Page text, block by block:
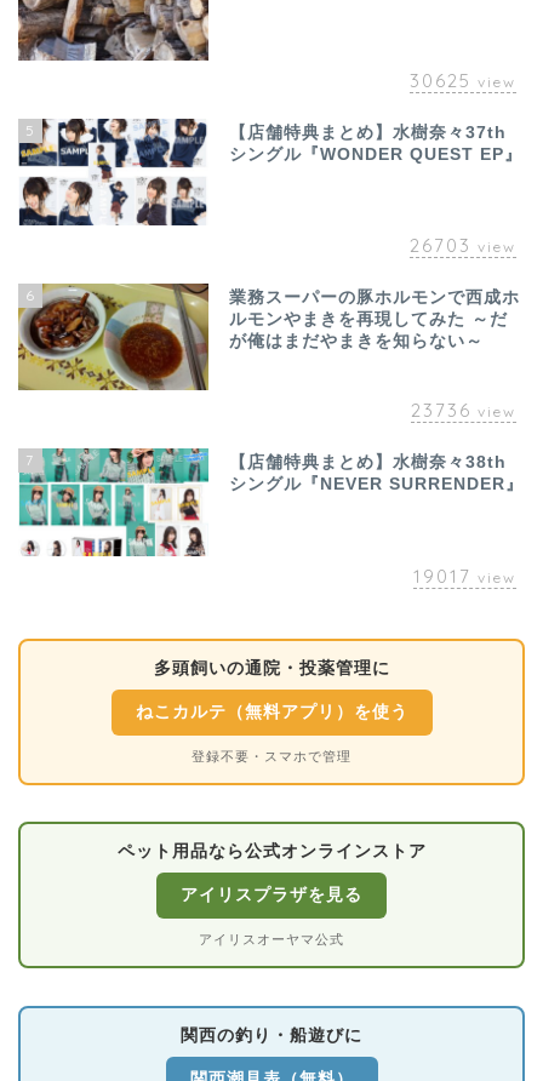
30625 view
5
【店舗特典まとめ】水樹奈々37th
シングル『WONDER QUEST EP』
26703 view
6
業務スーパーの豚ホルモンで西成ホ
ルモンやまきを再現してみた ～だ
が俺はまだやまきを知らない～
23736 view
7
【店舗特典まとめ】水樹奈々38th
シングル『NEVER SURRENDER』
19017 view
多頭飼いの通院・投薬管理に
ねこカルテ（無料アプリ）を使う
登録不要・スマホで管理
ペット用品なら公式オンラインストア
アイリスプラザを見る
アイリスオーヤマ公式
関西の釣り・船遊びに